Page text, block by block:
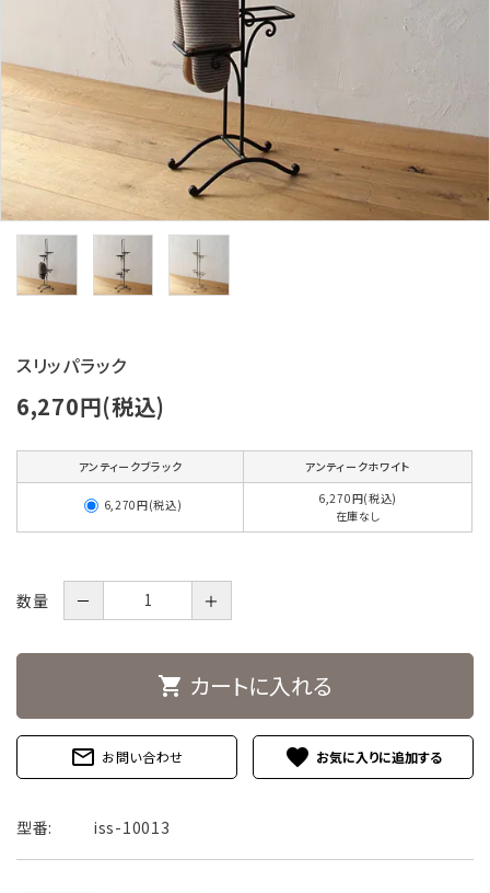
スリッパラック
6,270円(税込)
アンティークブラック アンティークホワイト
6,270円(税込)
6,270円(税込)
在庫なし
数量 － ＋
shopping_cart カートに入れる
mail_outline お問い合わせ favorite
型番: iss-10013